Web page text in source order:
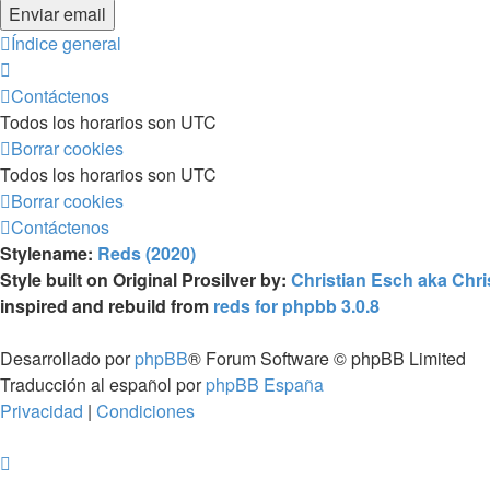
Índice general
Contáctenos
Todos los horarios son UTC
Borrar cookies
Todos los horarios son UTC
Borrar cookies
Contáctenos
Stylename: Reds (2020)
Style built on Original Prosilver by: Christian Esch aka
inspired and rebuild from reds for phpbb 3.0.8
Desarrollado porphpBB® Forum Software © phpBB Limited
Traducción al español porphpBB España
Privacidad | Condiciones